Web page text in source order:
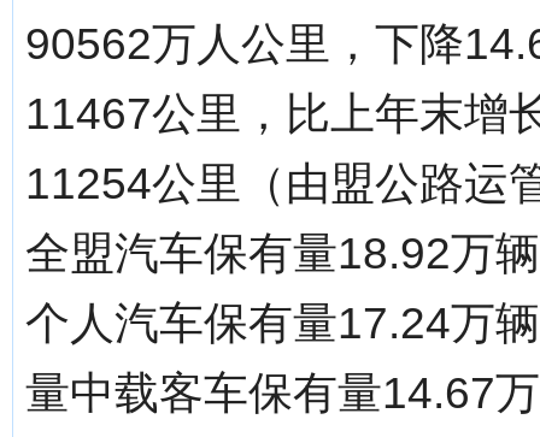
90562万人公里，下降
11467公里，比上年末增
11254公里（由盟公路运
全盟汽车保有量18.92万
个人汽车保有量17.24万
量中载客车保有量14.67